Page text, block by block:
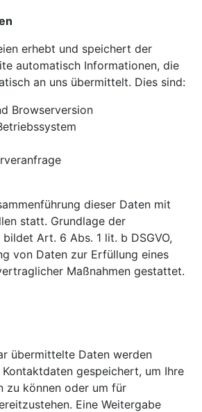
erhebt und speichert der
automatisch Informationen, die
an uns übermittelt. Dies sind:
Browserversion
dieser Daten mit
statt. Grundlage der
Art. 6 Abs. 1 lit. b DSGVO,
von Daten zur Erfüllung eines
Maßnahmen gestattet.
übermittelte Daten werden
gespeichert, um Ihre
zu können oder um für
Eine Weitergabe